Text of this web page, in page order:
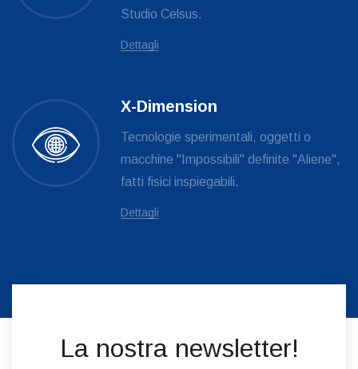
Studio Celsus.
Dettagli
X-Dimension
Tecnologie sperimentali, oggetti o
macchine "Impossibili" definite "Aliene",
fatti fisici inspiegabili.
Dettagli
La nostra newsletter!